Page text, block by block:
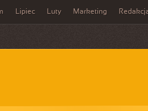
Lipiec Luty Marketing